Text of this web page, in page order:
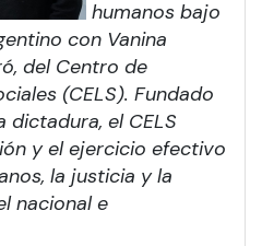
humanos bajo
con Vanina
del Centro de
(CELS). Fundado
dictadura, el CELS
y el ejercicio efectivo
la justicia y la
nacional e